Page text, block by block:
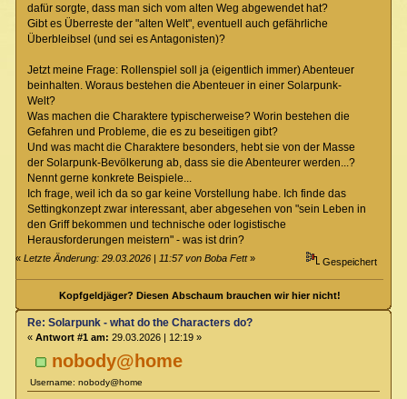
dafür sorgte, dass man sich vom alten Weg abgewendet hat?
Gibt es Überreste der "alten Welt", eventuell auch gefährliche
Überbleibsel (und sei es Antagonisten)?
Jetzt meine Frage: Rollenspiel soll ja (eigentlich immer) Abenteuer
beinhalten. Woraus bestehen die Abenteuer in einer Solarpunk-
Welt?
Was machen die Charaktere typischerweise? Worin bestehen die
Gefahren und Probleme, die es zu beseitigen gibt?
Und was macht die Charaktere besonders, hebt sie von der Masse
der Solarpunk-Bevölkerung ab, dass sie die Abenteurer werden...?
Nennt gerne konkrete Beispiele...
Ich frage, weil ich da so gar keine Vorstellung habe. Ich finde das
Settingkonzept zwar interessant, aber abgesehen von "sein Leben in
den Griff bekommen und technische oder logistische
Herausforderungen meistern" - was ist drin?
«Letzte Änderung: 29.03.2026 | 11:57 von Boba Fett» Gespeichert
Kopfgeldjäger? Diesen Abschaum brauchen wir hier nicht!
nobody@home
Username: nobody@home
Re: Solarpunk - what do the Characters do?
« Antwort #1 am: 29.03.2026 | 12:19 »